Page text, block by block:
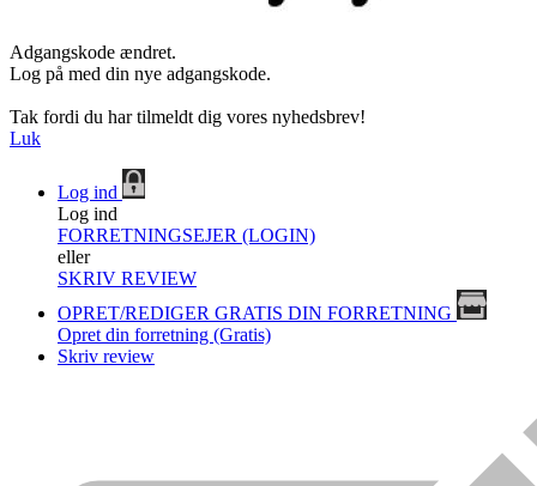
Adgangskode ændret.
Log på med din nye adgangskode.
Tak fordi du har tilmeldt dig vores nyhedsbrev!
Luk
Log ind
Log ind
FORRETNINGSEJER (LOGIN)
eller
SKRIV REVIEW
OPRET/REDIGER GRATIS DIN FORRETNING
Opret din forretning (Gratis)
Skriv review